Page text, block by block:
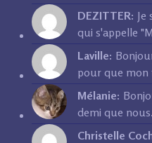
DEZITTER: Je
qui s'appelle
Laville:
pour que mon
Mélanie:
demi que
Christelle